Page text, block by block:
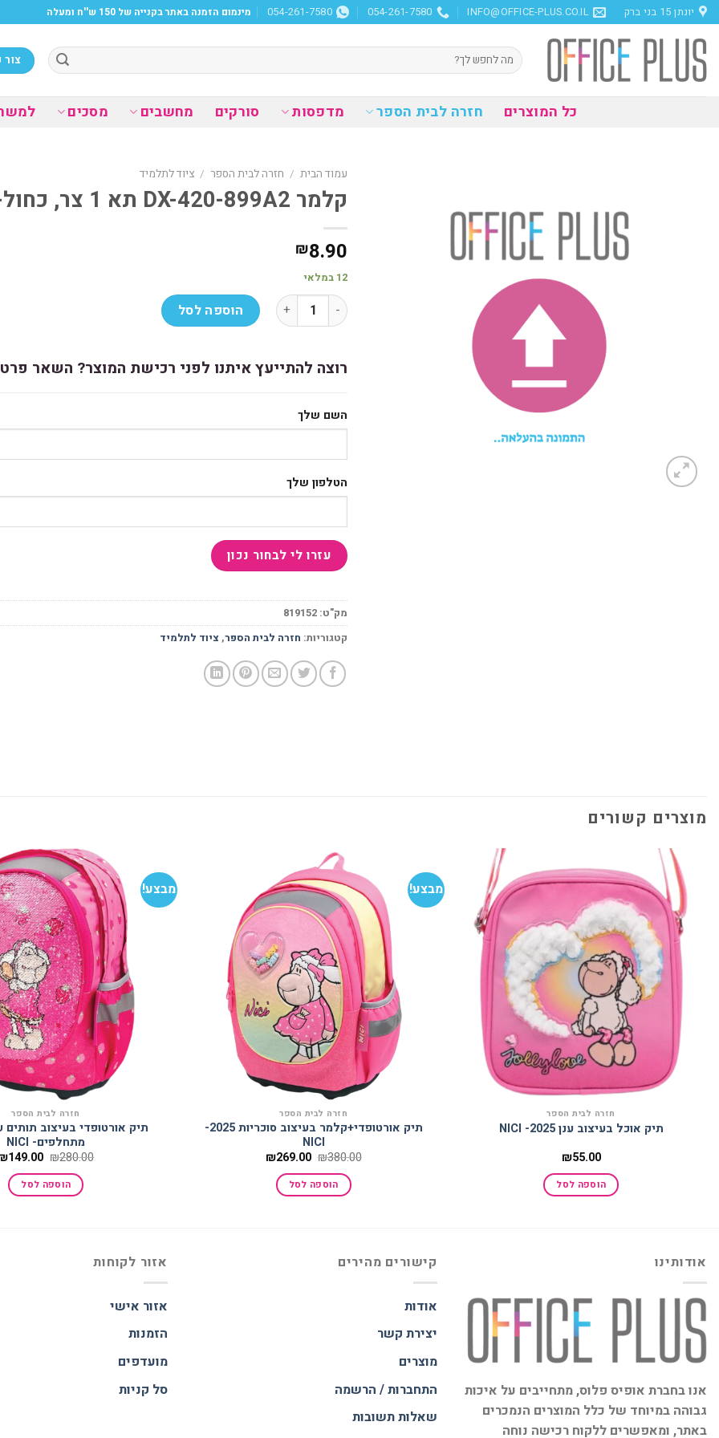
Skip
to
content
יונתן 15 בני ברק INFO@OFFICE-PLUS.CO.IL
054-261-7580
054-261-7580 מינמום הזמנה באתר בקנייה של 150 ש''ח ומעלה
חיפוש
עבור:
כל המוצרים חזרה לבית הספר מדפסות סורקים מחשבים מסכים
עמוד הבית / חזרה לבית הספר / ציוד לתלמיד
קלמר DX-420-899A2 תא 1 צר, כחול-כהה (24)
₪8.90
12 במלאי
כמות של קלמר DX-420-899A2 תא 1 צר, כחול-כהה (24) הוספה לסל
רוצה להתייעץ איתנו לפני רכישת המוצר? השאר
השם שלך
הטלפון שלך
מק"ט: 819152
קטגוריות: חזרה לבית הספר,ציוד לתלמיד
מוצרים קשורים
הוסף
למועדפים
חזרה לבית הספר
תיק אוכל בעיצוב ענן 2025- NICI
₪55.00
הוספה לסל
מבצע!
חזרה לבית הספר
תיק אורטופדי+קלמר בעיצוב סוכריות 2025-
NICI
₪380.00 המחיר
היה:
₪380.00.
₪269.00
הוספה לסל
מבצע!
חזרה לבית הספר
תיק אורטופדי בעיצוב תותים
מתחלפים- NICI
₪280.00 המחיר
היה:
₪280.00.
149.00
הוספה לסל
אודותינו
אנו בחברת אופיס פלוס, מתחייבים על איכות
גבוהה במיוחד של כלל המוצרים הנמכרים
באתר, ומאפשרים ללקוח רכישה נוחה
קישורים מהירים
אודות
יצירת קשר
מוצרים
התחברות / הרשמה
שאלות תשובות
אזור לקוחות
אזור אישי
הזמנות
מועדפים
סל קניות